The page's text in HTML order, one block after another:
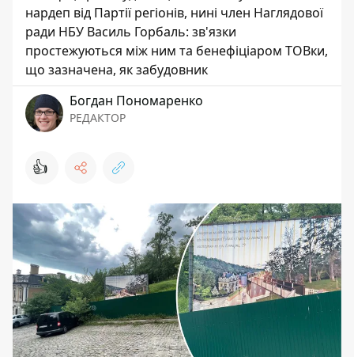
нардеп від Партії регіонів, нині член Наглядової
ради НБУ Василь Горбаль: зв'язки
простежуються між ним та бенефіціаром ТОВки,
що зазначена, як забудовник
Богдан Пономаренко
РЕДАКТОР
👍